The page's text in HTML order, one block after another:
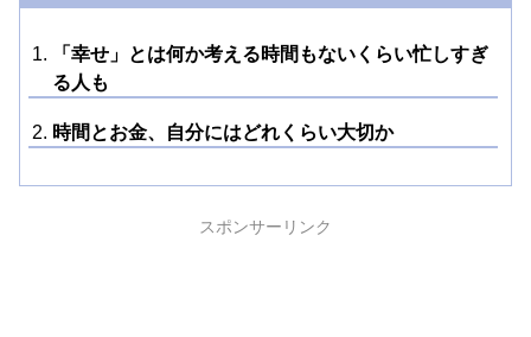
「幸せ」とは何か考える時間もないくらい忙しすぎ
る人も
時間とお金、自分にはどれくらい大切か
スポンサーリンク